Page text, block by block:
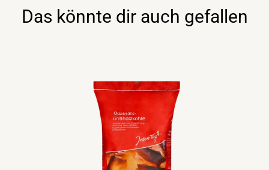
Das könnte dir auch gefallen